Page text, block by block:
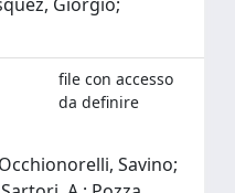
file con accesso
da definire
Savino;